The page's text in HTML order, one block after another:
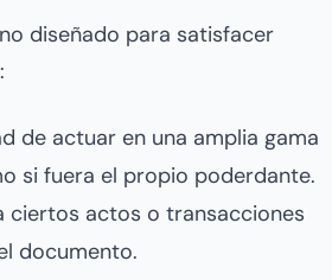
diseñado para satisfacer
de actuar en una amplia gama
si fuera el propio poderdante.
ciertos actos o transacciones
documento.